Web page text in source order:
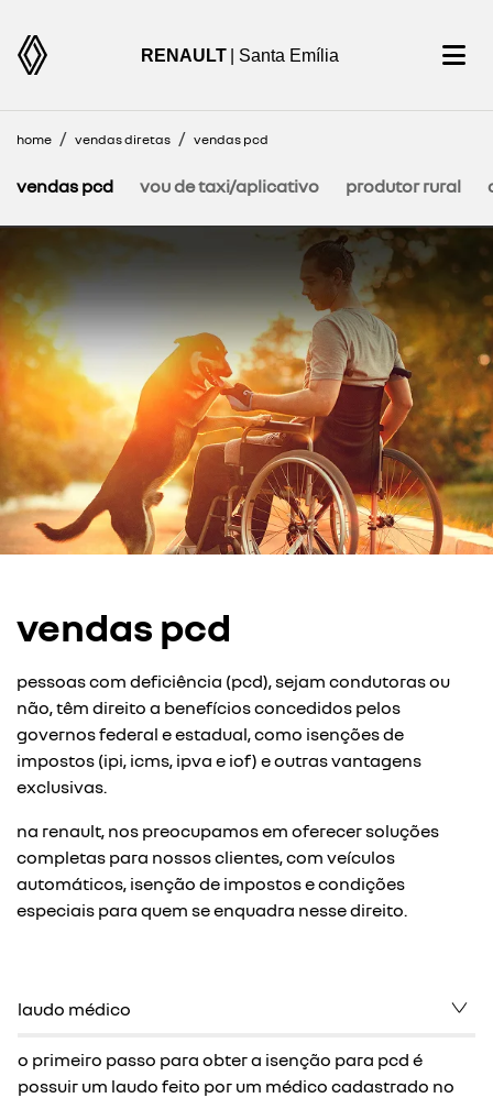
RENAULT | Santa Emília
home vendas diretas vendas pcd
vendas pcd vou de taxi/aplicativo produtor rural
vendas pcd
pessoas com deficiência (pcd), sejam condutoras ou
não, têm direito a benefícios concedidos pelos
governos federal e estadual, como isenções de
impostos (ipi, icms, ipva e iof) e outras vantagens
exclusivas.
na renault, nos preocupamos em oferecer soluções
completas para nossos clientes, com veículos
automáticos, isenção de impostos e condições
especiais para quem se enquadra nesse direito.
laudo médico
o primeiro passo para obter a isenção para pcd é
possuir um laudo feito por um médico cadastrado no